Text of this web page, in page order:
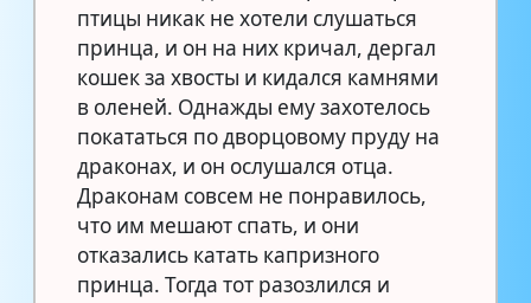
птицы никак не хотели слушаться
принца, и он на них кричал, дергал
кошек за хвосты и кидался камнями
в оленей. Однажды ему захотелось
покататься по дворцовому пруду на
драконах, и он ослушался отца.
Драконам совсем не понравилось,
что им мешают спать, и они
отказались катать капризного
принца. Тогда тот разозлился и